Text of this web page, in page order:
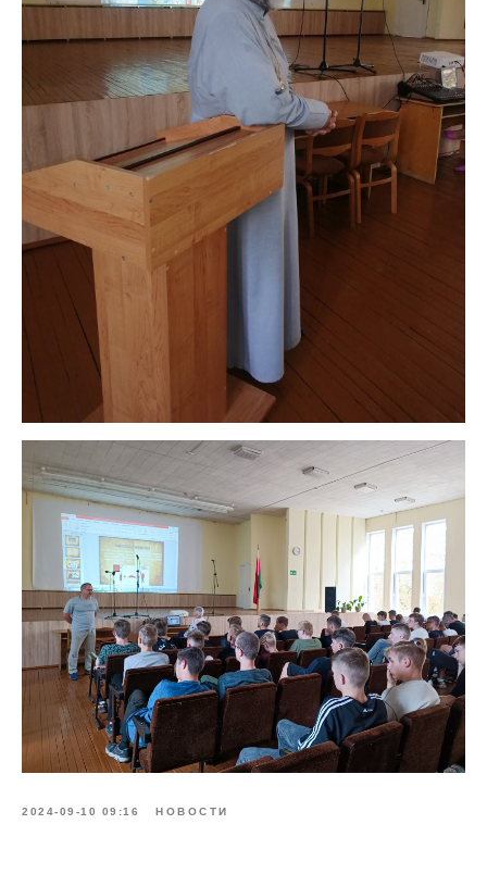
2024-09-10 09:16 НОВОСТИ